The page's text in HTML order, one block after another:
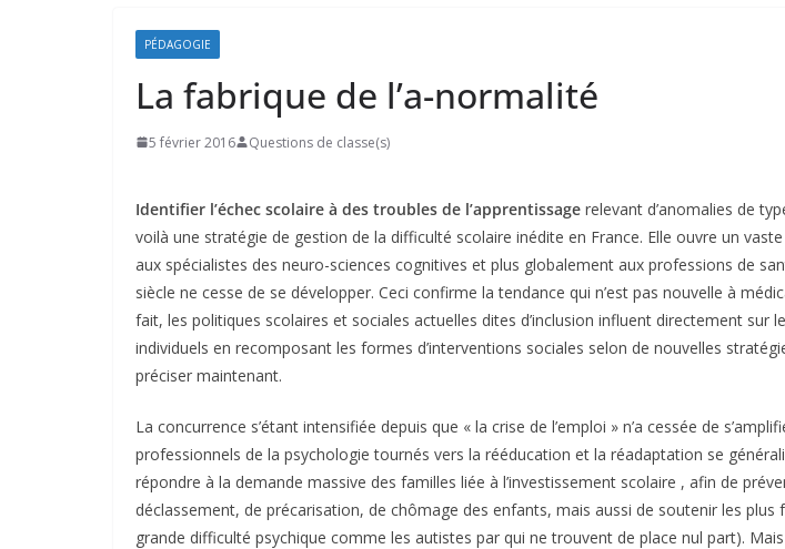
PÉDAGOGIE
La fabrique de l’a-normalité
5 février 2016 Questions de classe(s)
Identifier l’échec scolaire à des troubles de l’apprentissage relevant d’anomalies de
voilà une stratégie de gestion de la difficulté scolaire inédite en France. Elle ouvre un
aux spécialistes des neuro-sciences cognitives et plus globalement aux professions de
siècle ne cesse de se développer. Ceci confirme la tendance qui n’est pas nouvelle à
fait, les politiques scolaires et sociales actuelles dites d’inclusion influent directement sur
individuels en recomposant les formes d’interventions sociales selon de nouvelles
préciser maintenant.
La concurrence s’étant intensifiée depuis que « la crise de l’emploi » n’a cessée de
professionnels de la psychologie tournés vers la rééducation et la réadaptation se
répondre à la demande massive des familles liée à l’investissement scolaire , afin de
déclassement, de précarisation, de chômage des enfants, mais aussi de soutenir les plus
grande difficulté psychique comme les autistes par qui ne trouvent de place nul part).